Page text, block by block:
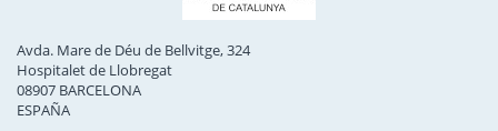
Avda. Mare de Déu de Bellvitge, 324
Hospitalet de Llobregat
08907 BARCELONA
ESPAÑA